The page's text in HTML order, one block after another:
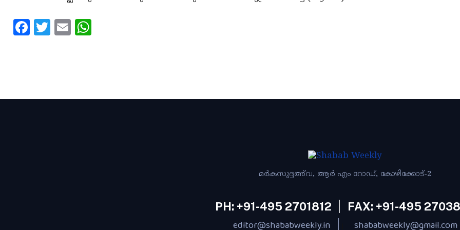
Facebook
Twitter
Email
മര്‍കസുദ്ദഅ്‌വ, ആര്‍ എം റോഡ്‌, കോഴിക്കോട്‌-2
PH: +91-495 2701812
FAX: +91-495
editor@shababweekly.in
shababweekly@gmail.com